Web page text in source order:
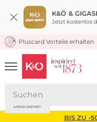
K&Ö &
Jetzt kostenlos
KOSTENLOSER
Pluscard Vorteile erhalten
UNSERE APP
CLICK &
BIS ZU -
Bestseller